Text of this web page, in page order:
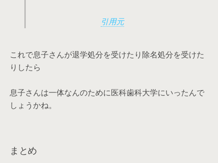
引用元
これで息子さんが退学処分を受けたり除名処分を受けた
りしたら
息子さんは一体なんのために医科歯科大学にいったんで
しょうかね。
まとめ